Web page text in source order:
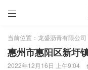

当前位置： 龙盛沥青有限公司
惠州市惠阳区新圩
2022年12月16日 上午9:04